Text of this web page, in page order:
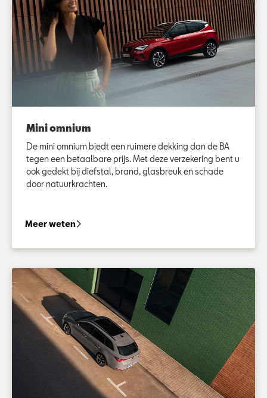
Mini omnium
De mini omnium biedt een ruimere dekking dan de BA
tegen een betaalbare prijs. Met deze verzekering bent u
ook gedekt bij diefstal, brand, glasbreuk en schade
door natuurkrachten.
Meer wetenMini omnium